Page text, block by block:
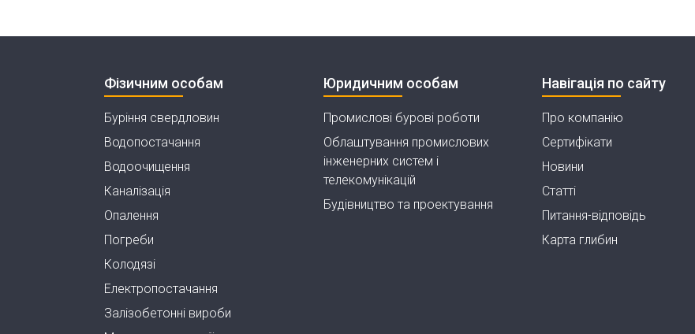
Фізичним особам
Буріння свердловин
Водопостачання
Водоочищення
Каналізація
Опалення
Погреби
Колодязі
Електропостачання
Залізобетонні вироби
Юридичним особам
Промислові бурові роботи
Облаштування промислових
інженерних систем і
телекомунікацій
Будівництво та проектування
Навігація по сайту
Про компанію
Сертифікати
Новини
Статті
Питання-відповідь
Карта глибин